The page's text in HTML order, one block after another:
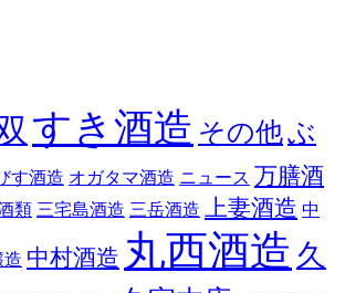
すき酒造 その他ぶ
す酒造 オガタマ酒造 ニュース 万膳酒
類 三宅島酒造 三岳酒造 上妻酒造 中
造 中村酒造 丸西酒造 久